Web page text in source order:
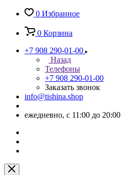
0 Избранное
0 Корзина
+7 908 290-01-00
Назад
Телефоны
+7 908 290-01-00
Заказать звонок
info@tishina.shop
ежедневно, с 11:00 до 20:00